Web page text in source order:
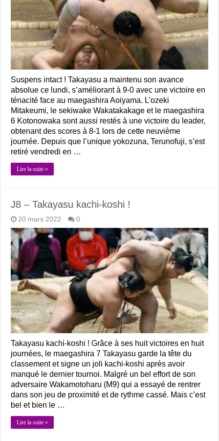
Suspens intact ! Takayasu a maintenu son avance
absolue ce lundi, s’améliorant à 9-0 avec une victoire en
ténacité face au maegashira Aoiyama. L’ozeki
Mitakeumi, le sekiwake Wakatakakage et le maegashira
6 Kotonowaka sont aussi restés à une victoire du leader,
obtenant des scores à 8-1 lors de cette neuvième
journée. Depuis que l’unique yokozuna, Terunofuji, s’est
retiré vendredi en …
Lire la suite »
J8 – Takayasu kachi-koshi !
20 mars 2022 0
Takayasu kachi-koshi ! Grâce à ses huit victoires en huit
journées, le maegashira 7 Takayasu garde la tête du
classement et signe un joli kachi-koshi après avoir
manqué le dernier tournoi. Malgré un bel effort de son
adversaire Wakamotoharu (M9) qui a essayé de rentrer
dans son jeu de proximité et de rythme cassé. Mais c’est
bel et bien le …
Lire la suite »